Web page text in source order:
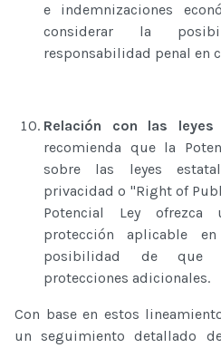
e indemnizaciones
considerar la
responsabilidad penal en
Relación con las leyes
recomienda que la
sobre las leyes
privacidad o "Right of
Potencial Ley
protección aplicable
posibilidad de que
protecciones adicionales.
Con base en estos
un seguimiento detallado